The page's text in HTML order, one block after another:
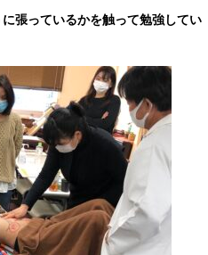
張っているかを触って勉強してい